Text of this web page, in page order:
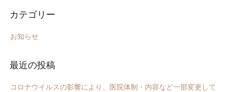
お知らせ
コロナウイルスの影響により、医院体制・内容など一部変更して